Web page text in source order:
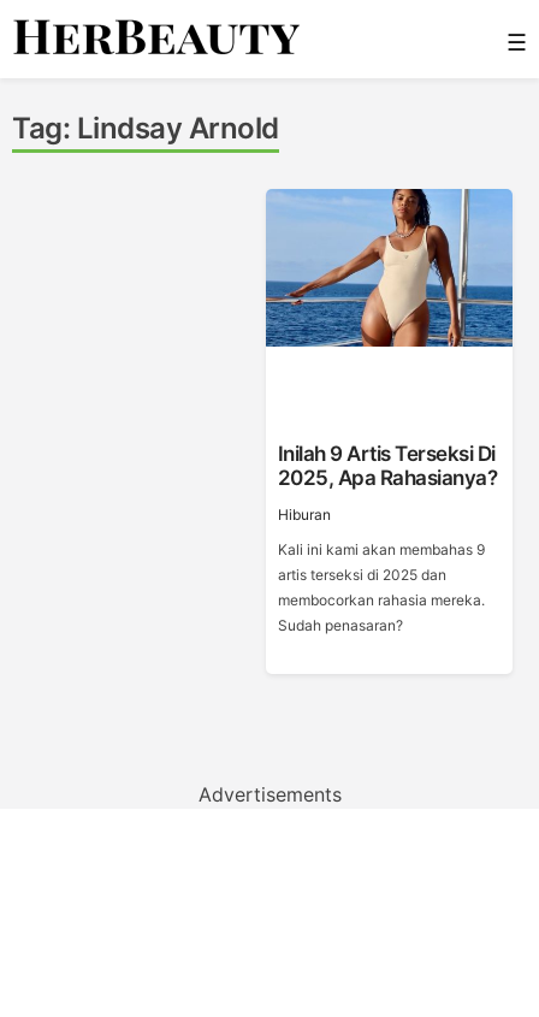
Skip
☰
Tag: Lindsay Arnold
Inilah 9 Artis Terseksi Di
2025, Apa Rahasianya?
Hiburan
Kali ini kami akan membahas 9
artis terseksi di 2025 dan
membocorkan rahasia mereka.
Sudah penasaran?
Advertisements